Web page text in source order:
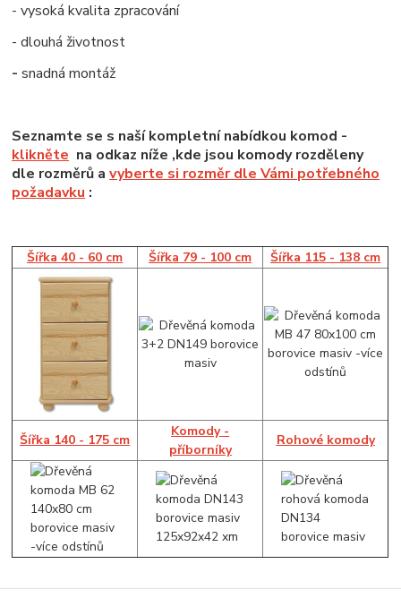
- vysoká kvalita zpracování
- dlouhá životnost
-snadná montáž
Seznamte se s naší kompletní nabídkou komod -
klikněte na odkaz níže ,kde jsou komody rozděleny
dle rozměrů avyberte si rozměr dle Vámi potřebného
požadavku :
Šířka 40 - 60 cm Šířka 79 - 100 cm Šířka 115 - 138 cm
Šířka 140 - 175 cm
Komody -
příborníky
Rohové komody